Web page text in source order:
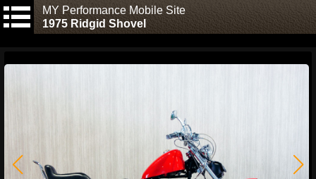
MY Performance Mobile Site
1975 Ridgid Shovel